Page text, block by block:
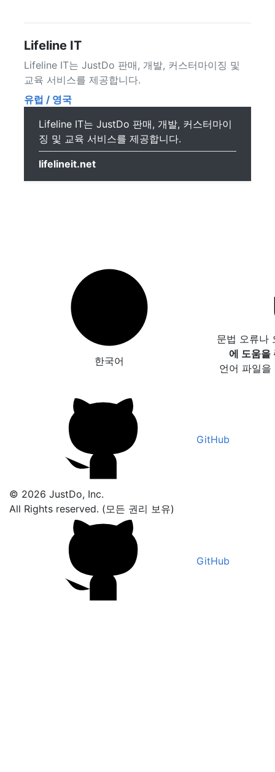
Lifeline IT
Lifeline IT는 JustDo 판매, 개발, 커스터마이징 및
교육 서비스를 제공합니다.
유럽 / 영국
Lifeline IT는 JustDo 판매, 개발, 커스터마이
징 및 교육 서비스를 제공합니다.
lifelineit.net
한국어
문법 오류나
에 도움을
언어 파일을
GitHub
© 2026 JustDo, Inc.
All Rights reserved. (모든 권리 보유)
GitHub